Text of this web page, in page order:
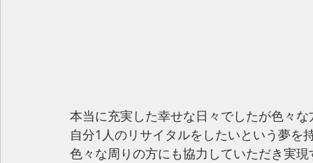
本当に充実した幸せな日々でしたが色々
自分1人のリサイタルをしたいという夢を
色々な周りの方にも協力していただき実